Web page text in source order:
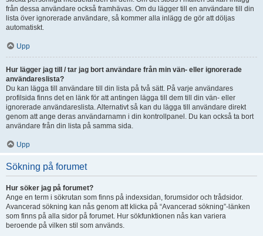
från dessa användare också framhävas. Om du lägger till en användare till din
lista över ignorerade användare, så kommer alla inlägg de gör att döljas
automatiskt.
Upp
Hur lägger jag till / tar jag bort användare från min vän- eller ignorerade
användareslista?
Du kan lägga till användare till din lista på två sätt. På varje användares
profilsida finns det en länk för att antingen lägga till dem till din vän- eller
ignorerade användareslista. Alternativt så kan du lägga till användare direkt
genom att ange deras användarnamn i din kontrollpanel. Du kan också ta bort
användare från din lista på samma sida.
Upp
Sökning på forumet
Hur söker jag på forumet?
Ange en term i sökrutan som finns på indexsidan, forumsidor och trådsidor.
Avancerad sökning kan nås genom att klicka på “Avancerad sökning”-länken
som finns på alla sidor på forumet. Hur sökfunktionen nås kan variera
beroende på vilken stil som används.